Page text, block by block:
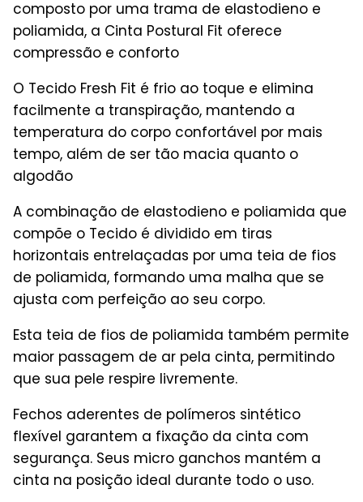
composto por uma trama de elastodieno e
poliamida, a Cinta Postural Fit oferece
compressão e conforto
O Tecido Fresh Fit é frio ao toque e elimina
facilmente a transpiração, mantendo a
temperatura do corpo confortável por mais
tempo, além de ser tão macia quanto o
algodão
A combinação de elastodieno e poliamida que
compõe o Tecido é dividido em tiras
horizontais entrelaçadas por uma teia de fios
de poliamida, formando uma malha que se
ajusta com perfeição ao seu corpo.
Esta teia de fios de poliamida também permite
maior passagem de ar pela cinta, permitindo
que sua pele respire livremente.
Fechos aderentes de polímeros sintético
flexível garantem a fixação da cinta com
segurança. Seus micro ganchos mantém a
cinta na posição ideal durante todo o uso.